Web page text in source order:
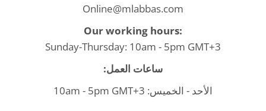
Online@mlabbas.com
Our working hours:
Sunday-Thursday: 10am - 5pm GMT+3
ساعات العمل:
الأحد - الخميس: 10am - 5pm GMT+3